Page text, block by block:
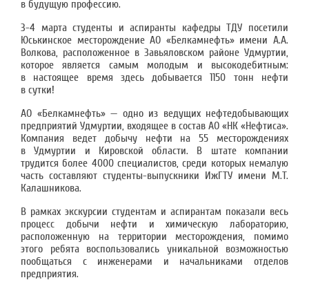
в будущую профессию.
3-4 марта студенты и аспиранты кафедры ТДУ посетили
Юськинское месторождение АО «Белкамнефть» имени А.А.
Волкова, расположенное в Завьяловском районе Удмуртии,
которое является самым молодым и высокодебитным:
в настоящее время здесь добывается 1150 тонн нефти
в сутки!
АО «Белкамнефть» — одно из ведущих нефтедобывающих
предприятий Удмуртии, входящее в состав АО «НК «Нефтиса».
Компания ведет добычу нефти на 55 месторождениях
в Удмуртии и Кировской области. В штате компании
трудится более 4000 специалистов, среди которых немалую
часть составляют студенты-выпускники ИжГТУ имени М.Т.
Калашникова.
В рамках экскурсии студентам и аспирантам показали весь
процесс добычи нефти и химическую лабораторию,
расположенную на территории месторождения, помимо
этого ребята воспользовались уникальной возможностью
пообщаться с инженерами и начальниками отделов
предприятия.